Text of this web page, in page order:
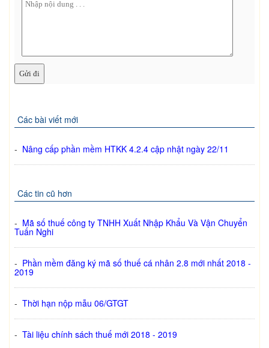
Các bài viết mới
- Nâng cấp phần mềm HTKK 4.2.4 cập nhật ngày 22/11
Các tin cũ hơn
- Mã số thuế công ty TNHH Xuất Nhập Khẩu Và Vận Chuyển
Tuấn Nghi
- Phần mềm đăng ký mã số thuế cá nhân 2.8 mới nhất 2018 -
2019
- Thời hạn nộp mẫu 06/GTGT
- Tài liệu chính sách thuế mới 2018 - 2019